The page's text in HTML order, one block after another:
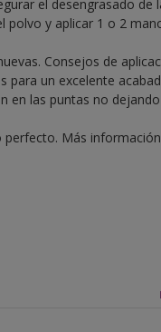
el desengrasado de
y aplicar 1 o 2
Consejos de
para un excelente
en las puntas no
perfecto. Más